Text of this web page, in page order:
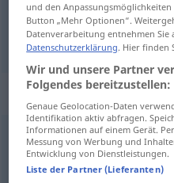
bedstemor Großmama
Synonyme
Großmutter,Oma (ugs.)
und den
Button „Mehr Optionen“.
Datenverarbeitung entnehmen Sie
Datenschutzerklärung. Hier finden
Wir und unsere Partner
Folgendes bereitzustellen:
Genaue Geolocation-Daten
Identifikation aktiv abfragen.
Informationen auf einem Gerät.
Messung von Werbung und
Entwicklung von Dienstleistungen.
Liste der Partner (Lieferanten)